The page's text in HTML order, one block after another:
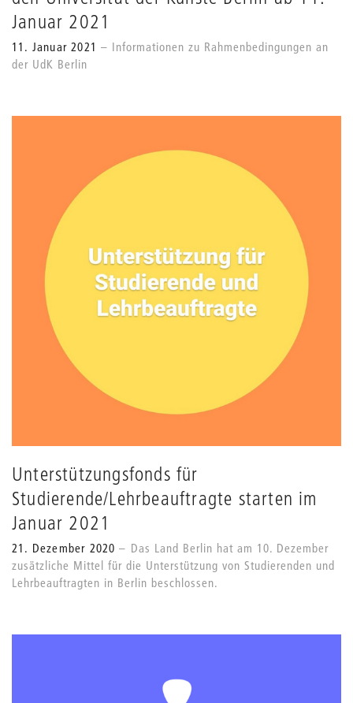
Januar 2021
11. Januar 2021
Informationen zu Rahmenbedingungen an
der UdK Berlin
Unterstützungsfonds für
Studierende/Lehrbeauftragte starten im
Januar 2021
21. Dezember 2020
Das Land Berlin hat am 10. Dezember
zusätzliche Mittel für die Unterstützung von Studierenden und
Lehrbeauftragten in Berlin beschlossen.